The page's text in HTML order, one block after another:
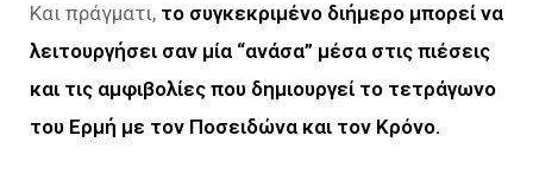
Και πράγματι, το συγκεκριμένο διήμερο μπορεί να
λειτουργήσει σαν μία “ανάσα” μέσα στις πιέσεις
και τις αμφιβολίες που δημιουργεί το τετράγωνο
του Ερμή με τον Ποσειδώνα και τον Κρόνο.